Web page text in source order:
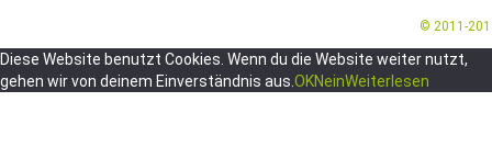
© 2011-
Diese Website benutzt Cookies. Wenn du die Website weiter nutzt,
gehen wir von deinem Einverständnis aus. OKNeinWeiterlesen